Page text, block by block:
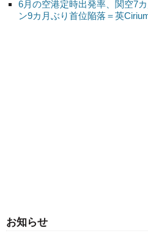
6月の空港定時出発率、関空7
ン9カ月ぶり首位陥落＝英
お知らせ